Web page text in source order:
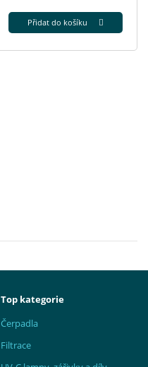
Přidat do košíku
Top kategorie
Čerpadla
Filtrace